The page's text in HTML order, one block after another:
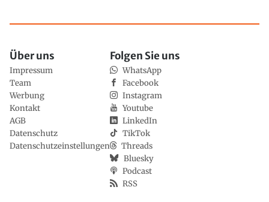
Über uns
Impressum
Team
Werbung
Kontakt
AGB
Datenschutz
Datenschutzeinstellungen
Folgen Sie uns
WhatsApp
Facebook
Instagram
Youtube
LinkedIn
TikTok
Threads
Bluesky
Podcast
RSS